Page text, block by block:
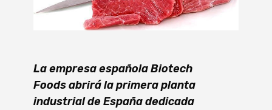
La empresa española Biotech
Foods abrirá la primera planta
industrial de España dedicada